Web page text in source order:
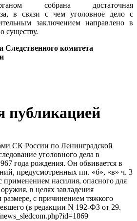
собрана достаточная
в связи с чем уголовное дело с
заключением направлено в
существу.
комитета
публикацией
СК России по Ленинградской
уголовного дела в
года рождения. Он обвивается в
предусмотренных пп. «б», «в» ч. 3
насилия, опасного для
в целях завладения
с причинением тяжкого
(в редакции N 192-ФЗ от 29.